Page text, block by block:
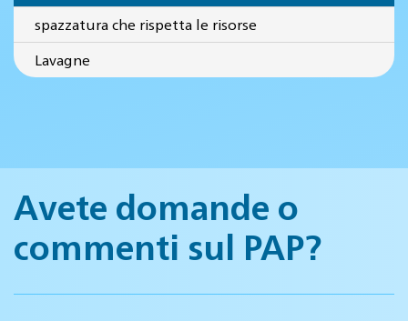
spazzatura che rispetta le risorse
Lavagne
Avete domande o
commenti sul PAP?